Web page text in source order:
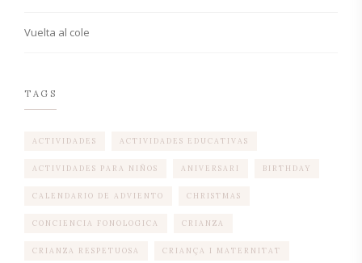
Vuelta al cole
TAGS
ACTIVIDADES ACTIVIDADES EDUCATIVAS
ACTIVIDADES PARA NIÑOS ANIVERSARI BIRTHDAY
CALENDARIO DE ADVIENTO CHRISTMAS
CONCIENCIA FONOLOGICA CRIANZA
CRIANZA RESPETUOSA CRIANÇA I MATERNITAT